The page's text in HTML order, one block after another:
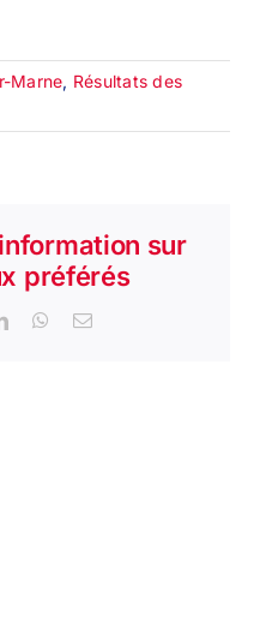
Marne, Résultats des
sur
préférés
LinkedInWhatsApp
Email